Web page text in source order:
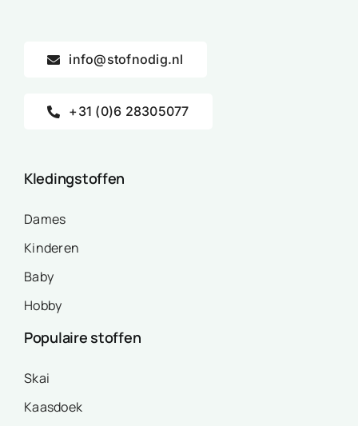
info@stofnodig.nl
+31 (0)6 28305077
Kledingstoffen
Dames
Kinderen
Baby
Hobby
Populaire stoffen
Skai
Kaasdoek